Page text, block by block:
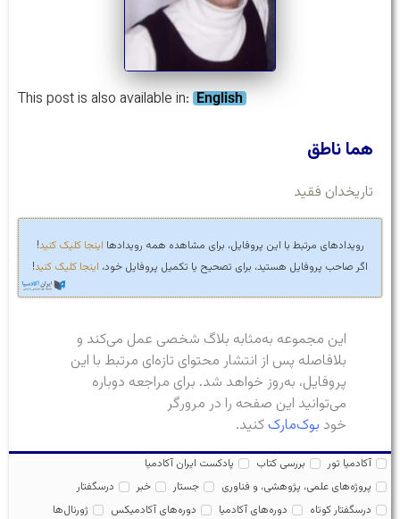
This post is also available in: English
هما ناطق
تاریخدان فقید
رویدادهای مرتبط با این پروفایل، برای مشاهده همه رویدادها اینجا کلیک کنید!
اگر صاحب پروفایل هستید، برای تصحیح یا تکمیل پروفایل خود، اینجا کلیک کنید!
این مجموعه به‌مثابه بلاگ شخصی عمل می‌کند و
بلافاصله پس از انتشار محتوای تازه‌ای مرتبط با این
پروفایل، به‌روز خواهد شد. برای مراجعه دوباره
می‌توانید این صفحه را در مرورگر
خود بوک‌مارککنید.
آکادمیا تور بررسی کتاب
پادکست ایران آکادمیا
پروژه‌های علمی، پژوهشی، و فناوری
جستار خبر
درسگفتار
درسگفتار کوتاه
دوره‌های آکادمیا دوره‌های آکادمیکس
ژورنال‌ها